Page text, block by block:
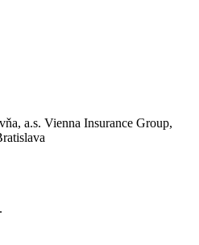
a.s. Vienna Insurance Group,